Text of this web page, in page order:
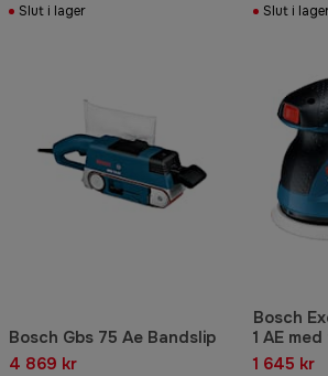
Slut i lager Slut i
Bosch Gbs 75 Ae Bandslip
4 869 kr
Bosch
1 AE
1 645 kr